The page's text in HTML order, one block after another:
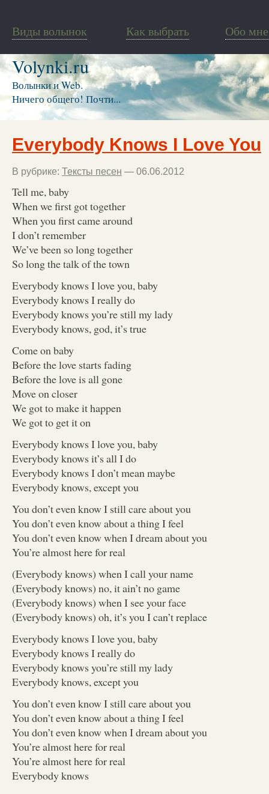
Виды волынок Как выбрать Обо мне
Volynki.ru
Волынки и Web.
Ничего общего! Почти...
Everybody Knows I Love You
В рубрике: Тексты песен — 06.06.2012
Tell me, baby
When we first got together
When you first came around
I don’t remember
We’ve been so long together
So long the talk of the town
Everybody knows I love you, baby
Everybody knows I really do
Everybody knows you’re still my lady
Everybody knows, god, it’s true
Come on baby
Before the love starts fading
Before the love is all gone
Move on closer
We got to make it happen
We got to get it on
Everybody knows I love you, baby
Everybody knows it’s all I do
Everybody knows I don’t mean maybe
Everybody knows, except you
You don’t even know I still care about you
You don’t even know about a thing I feel
You don’t even know when I dream about you
You’re almost here for real
(Everybody knows) when I call your name
(Everybody knows) no, it ain’t no game
(Everybody knows) when I see your face
(Everybody knows) oh, it’s you I can’t replace
Everybody knows I love you, baby
Everybody knows I really do
Everybody knows you’re still my lady
Everybody knows, except you
You don’t even know I still care about you
You don’t even know about a thing I feel
You don’t even know when I dream about you
You’re almost here for real
You’re almost here for real
Everybody knows